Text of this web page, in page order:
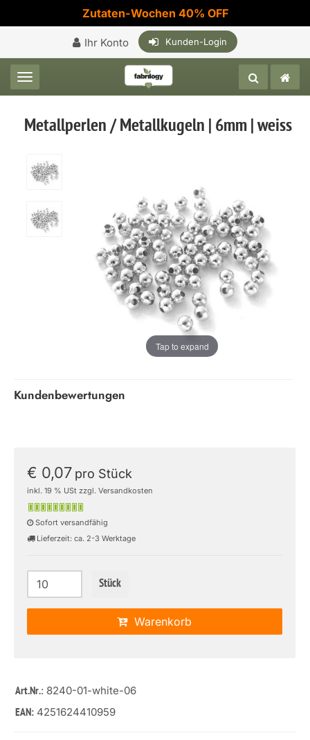
Zutaten-Wochen 40% OFF
Ihr Konto Kunden-Login
Toggle navigation
Metallperlen / Metallkugeln | 6mm | weiss
Tap to expand
Kundenbewertungen
€ 0,07 pro Stück
inkl. 19 % USt zzgl. Versandkosten
Sofort versandfähig
Lieferzeit: ca. 2-3 Werktage
Stück
Warenkorb
Art.Nr.: 8240-01-white-06
EAN: 4251624410959